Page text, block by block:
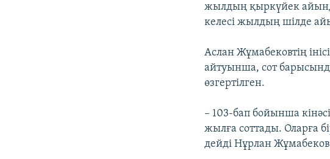
жылдың қыркүйек
келесі жылдың шілде
Аслан Жұмабековтің
айтуынша, сот
өзгертілген.
– 103-бап бойынша
жылға соттады. Оларға
дейді Нұрлан